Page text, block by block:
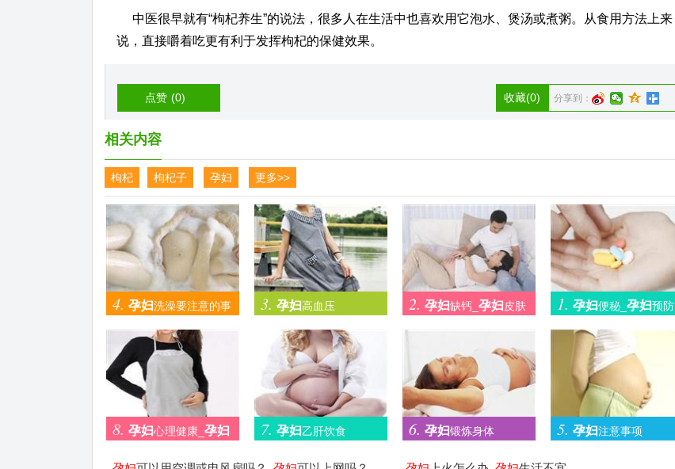
中医很早就有“枸杞养生”的说法，很多人在生活中也喜欢用它泡水、煲汤或煮粥。从食用方法上来
说，直接嚼着吃更有利于发挥枸杞的保健效果。
点赞 (0) 分享到：
收藏(0)
相关内容
枸杞 枸杞子 孕妇 更多>>
1. 孕妇便秘_ 孕妇预防
便秘的方法
2. 孕妇缺钙_ 孕妇皮肤
瘙痒
3. 孕妇高血压
4. 孕妇洗澡要注意的事
项
5. 孕妇注意事项
6. 孕妇锻炼身体
7. 孕妇乙肝饮食
8. 孕妇心理健康_ 孕妇